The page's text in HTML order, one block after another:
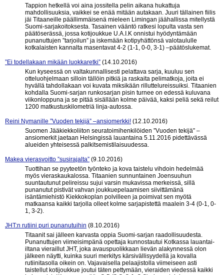
Tappion hetkellä voi aina jossitella pelin aikana hukattuja
mahdollisuuksia, vaikkei se enää mitään autakaan. Juuri tällainen fiilis
jäi Titaaneille päällimmäisenä mieleen Limingan jäähallissa mitellystä
Suomi-sarjakoitoksesta. Tasainen vääntö ratkesi lopulta vasta sen
päätöserässä, jossa kotijoukkue U.A.I.K onnistui hyödyntämään
punanuttujen ”tarjoilun” ja iskemään kotipyhättönsä valotaululle
kotkalaisten kannalta masentavat 4-2 (1-1, 0-0, 3-1) –päätöslukemat.
”Ei todellakaan mikään luokkaretki” (14.10.2016)
Kun kyseessä on valtakunnallisesti pelattava sarja, kuuluu sen
otteluohjelmaan silloin tällöin pitkiä ja raskaita pelimatkoja, joita ei
hyvällä tahdollakaan voi kuvata miksikään rilluttelureissuiksi. Titaanien
kohdalla Suomi-sarjan runkosarjan pisin turnee on edessä kuluvana
viikonloppuna ja se pitää sisällään kolme päivää, kaksi peliä sekä reilut
1200 matkustuskilometriä linja-autossa.
Reini Nymanille ”Vuoden tekijä” –ansiomerkki! (12.10.2016)
Suomen Jääkiekkoliiton seuratoimihenkilöiden ”Vuoden tekijä” –
ansiomerkit jaetaan Helsingissä lauantaina 5.11.2016 pidettävässä
alueiden yhteisessä palkitsemistilaisuudessa.
Makea vierasvoitto ”susirajalta” (9.10.2016)
Tuottihan se pyyteetön työnteko ja kova taistelu vihdoin hedelmää
myös vieraskaukalossa. Titaanien sunnuntainen Joensuuhun
suuntautunut pelireissu sujui varsin mukavissa merkeissä, sillä
punanutut pistivät vahvan joukkuepelaamisen siivittämänä
isäntämiehistö Kiekkokoplan polvilleen ja poimivat sen myötä
matkaansa kaikki tarjolla olleet kolme sarjapistettä maalein 3-4 (0-1, 0-
1, 3-2).
JHT:n rutiini puri punanutuihin (8.10.2016)
Titaanit sai jälleen karvasta oppia Suomi-sarjan raadollisuudesta.
Punanuttujen viimeisimpänä opettaja kunnostautui Kotkassa lauantai-
iltana vieraillut JHT, joka avauspuolikkaan lievän alakynnessä olon
jälkeen näytti, kuinka suuri merkitys kärsivällisyydellä ja kovalla
rutiinitasolla oikein on. Vajavaisella pelaajistolla viimeiseen asti
taistellut kotijoukkue joutui täten pettymään, vieraiden viedessä kaikki